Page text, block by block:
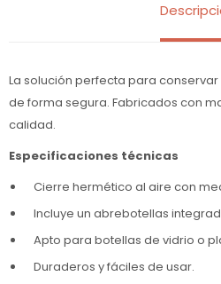
La solución perfecta para
de forma segura. Fabricados con
calidad.
Especificaciones técnicas
Cierre hermético al aire con
Incluye un abrebotellas
Apto para botellas de vidrio o
Duraderos y fáciles de usar.